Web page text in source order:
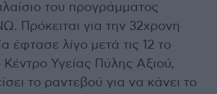
του προγράμματος
Πρόκειται για την 32χρονη
έφτασε λίγο μετά τις 12 το
Κέντρο Υγείας Πύλης Αξιού,
το ραντεβού για να κάνει το